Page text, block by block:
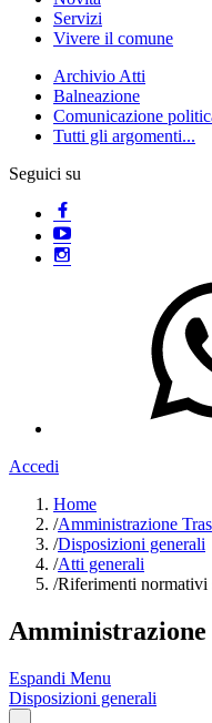
Servizi
Vivere il comune
Archivio Atti
Balneazione
Comunicazione
Tutti gli argomenti...
Seguici su
Accedi
Home
/Amministrazione
/Disposizioni generali
/Atti generali
/Riferimenti normativi
Amministrazione
Espandi Menu
Disposizioni generali